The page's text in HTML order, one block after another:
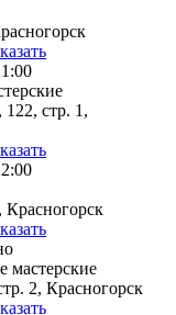
стр. 1,
Красногорск
мастерские
2, Красногорск